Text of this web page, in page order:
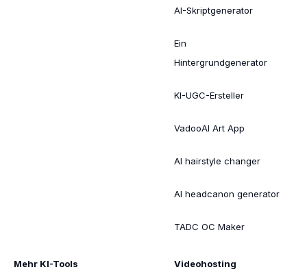
AI-Skriptgenerator
Ein
Hintergrundgenerator
KI-UGC-Ersteller
VadooAI Art App
AI hairstyle changer
AI headcanon generator
TADC OC Maker
Mehr KI-Tools
Videohosting